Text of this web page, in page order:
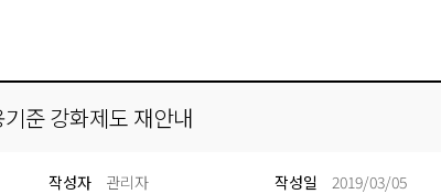
준 강화제도 재안내
작성자 관리자 작성일 2019/03/05